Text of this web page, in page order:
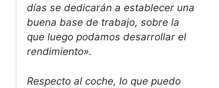
días se dedicarán a establecer una
buena base de trabajo, sobre la
que luego podamos desarrollar el
rendimiento».
Respecto al coche, lo que puedo